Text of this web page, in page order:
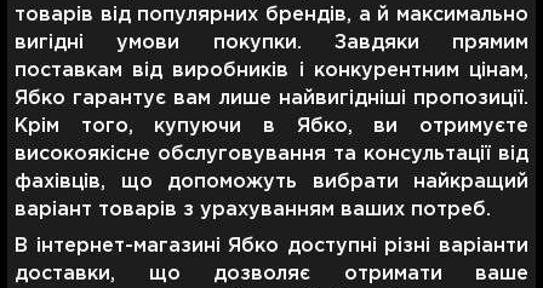
товарів від популярних брендів, а й максимально
вигідні умови покупки. Завдяки прямим
поставкам від виробників і конкурентним цінам,
Ябко гарантує вам лише найвигідніші пропозиції.
Крім того, купуючи в Ябко, ви отримуєте
високоякісне обслуговування та консультації від
фахівців, що допоможуть вибрати найкращий
варіант товарів з урахуванням ваших потреб.
В інтернет-магазині Ябко доступні різні варіанти
доставки, що дозволяє отримати ваше